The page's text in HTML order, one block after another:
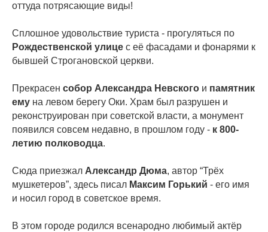
оттуда потрясающие виды!
Сплошное удовольствие туриста - прогуляться по
Рождественской улице с её фасадами и фонарями к
бывшей Строгановской церкви.
Прекрасен собор Александра Невского и памятник
ему на левом берегу Оки. Храм был разрушен и
реконструирован при советской власти, а монумент
появился совсем недавно, в прошлом году - к 800-
летию полководца.
Сюда приезжал Александр Дюма, автор “Трёх
мушкетеров”, здесь писал Максим Горький - его имя
и носил город в советское время.
В этом городе родился всенародно любимый актёр